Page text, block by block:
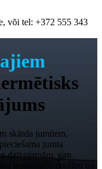
või tel: +372 555 343
skārda jumtiem,
jumta
dzīvojamām, gan
maksimālu drošību un